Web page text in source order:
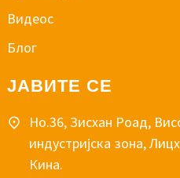
Видеос
Блог
ЈАВИТЕ СЕ
Но.36, Зисхан Роад,
индустријска зона,
Кина.